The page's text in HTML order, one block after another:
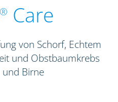
® Care
von Schorf, Echtem
und Obstbaumkrebs
und Birne